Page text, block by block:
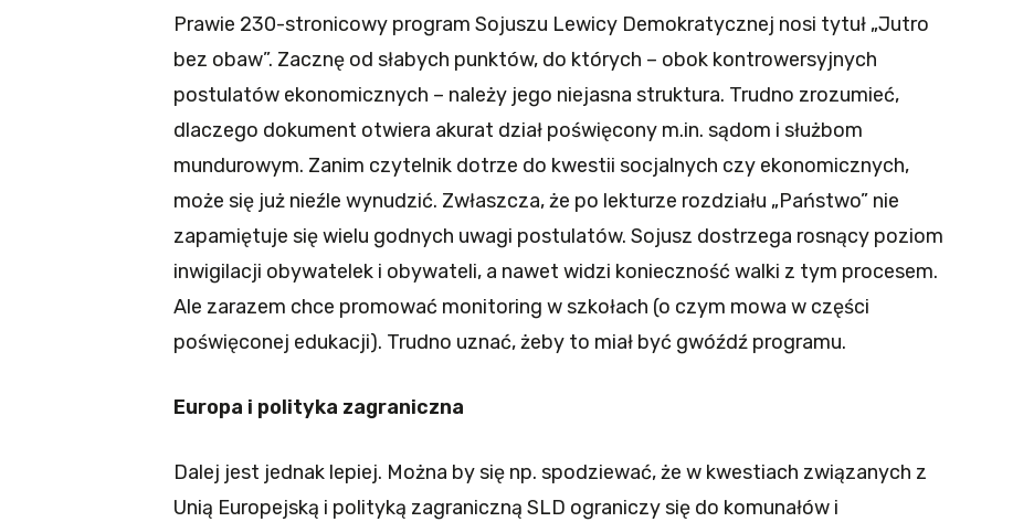
Prawie 230-stronicowy program Sojuszu Lewicy Demokratycznej nosi tytuł „Jutro
bez obaw”. Zacznę od słabych punktów, do których – obok kontrowersyjnych
postulatów ekonomicznych – należy jego niejasna struktura. Trudno zrozumieć,
dlaczego dokument otwiera akurat dział poświęcony m.in. sądom i służbom
mundurowym. Zanim czytelnik dotrze do kwestii socjalnych czy ekonomicznych,
może się już nieźle wynudzić. Zwłaszcza, że po lekturze rozdziału „Państwo” nie
zapamiętuje się wielu godnych uwagi postulatów. Sojusz dostrzega rosnący poziom
inwigilacji obywatelek i obywateli, a nawet widzi konieczność walki z tym procesem.
Ale zarazem chce promować monitoring w szkołach (o czym mowa w części
poświęconej edukacji). Trudno uznać, żeby to miał być gwóźdź programu.
Europa i polityka zagraniczna
Dalej jest jednak lepiej. Można by się np. spodziewać, że w kwestiach związanych z
Unią Europejską i polityką zagraniczną SLD ograniczy się do komunałów i